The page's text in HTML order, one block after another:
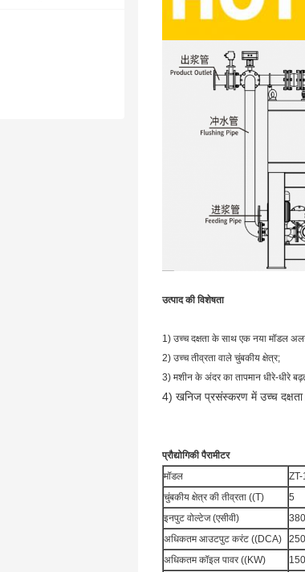
उत्पाद की विशेषता
1) उच्च दक्षता के साथ एक नया मॉडल
2) उच्च तीव्रता वाले चुंबकीय क्षेत्र;
3) मशीन के अंदर का तापमान धीरे-धीरे
4) खनिज प्रसंस्करण में उच्च
प्रौद्योगिकी पैरामीटर
मॉडल
चुंबकीय क्षेत्र की तीव्रता ((T)
5
इनपुट वोल्टेज (एसीवी)
380
अधिकतम आउटपुट करंट ((DCA)
अधिकतम कॉइल पावर ((KW)
150